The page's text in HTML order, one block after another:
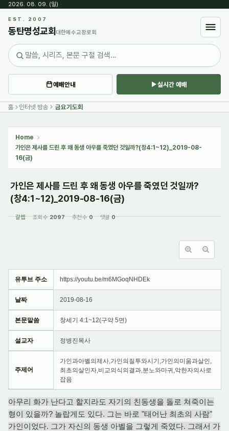
2026. 08. 09. (일) ·
EST. 2007
동탄명성교회 대한예수교장로회
예배안내 실시간 예배
홈 인터넷 방송 금요기도회
Home
가인은 제사를 드린 후 왜 동생 아우를 죽였던 것일까?(창4:1~12)_2019-08-
16(금)
가인은 제사를 드린 후 왜 동생 아우를 죽였던 것일까?
(창4:1~12)_2019-08-16(금)
갈렙 조회 수2097 추천 수0 댓글0
유투브 주소 https://youtu.be/m6MGoqNHDEk
날짜 2019-08-16
본문말씀 창세기 4:1~12(구약 5면)
설교자 정병진목사
주제어
가인과아벨의제사,가인의질투와시기,가인의미움과살인,
최초의살인자,비교의식의결과,분노와마귀,악한자의사로
잡음
아무리 화가 난다고 할지라도 자기의 친동생을 돌로 쳐죽이는
형이 있을까? 놀랍게도 있다. 그는 바로 "태어난 최초의 사람"
가인이었다. 그가 자신의 동생 아벨을 그렇게 죽였다. 그래서 가
Sketchbook5, 스케치북5
Sketchbook5, 스케치북5